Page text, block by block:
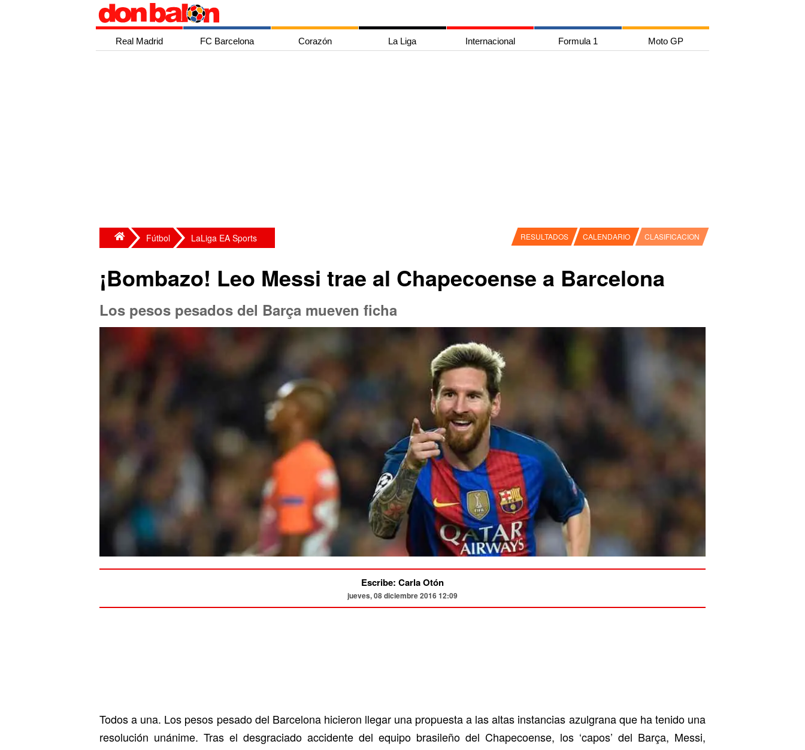
Real Madrid FC Barcelona Corazón La Liga Internacional Formula 1 Moto GP
Fútbol LaLiga EA Sports RESULTADOS CALENDARIO CLASIFICACION
¡Bombazo! Leo Messi trae al Chapecoense a Barcelona
Los pesos pesados del Barça mueven ficha
Escribe: Carla Otón
jueves, 08 diciembre 2016 12:09
Todos a una. Los pesos pesado del Barcelona hicieron llegar una propuesta a las altas instancias azulgrana que ha tenido una
resolución unánime. Tras el desgraciado accidente del equipo brasileño del Chapecoense, los ‘capos’ del Barça, Messi,